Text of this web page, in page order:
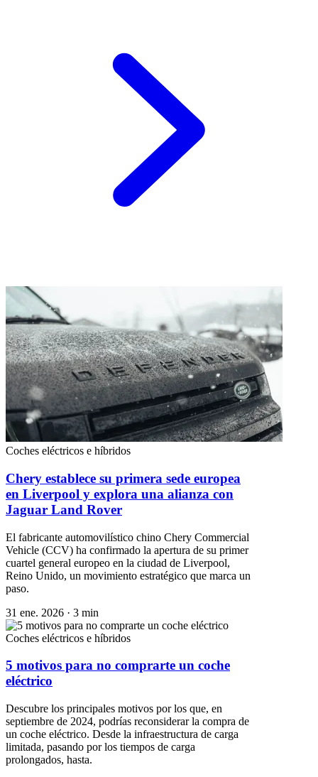
Coches eléctricos e híbridos
Chery establece su primera sede europea
en Liverpool y explora una alianza con
Jaguar Land Rover
El fabricante automovilístico chino Chery Commercial
Vehicle (CCV) ha confirmado la apertura de su primer
cuartel general europeo en la ciudad de Liverpool,
Reino Unido, un movimiento estratégico que marca un
paso.
31 ene. 2026 · 3 min
Coches eléctricos e híbridos
5 motivos para no comprarte un coche
eléctrico
Descubre los principales motivos por los que, en
septiembre de 2024, podrías reconsiderar la compra de
un coche eléctrico. Desde la infraestructura de carga
limitada, pasando por los tiempos de carga
prolongados, hasta.